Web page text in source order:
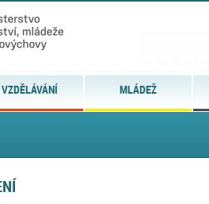
VZDĚLÁVÁNÍ MLÁDEŽ